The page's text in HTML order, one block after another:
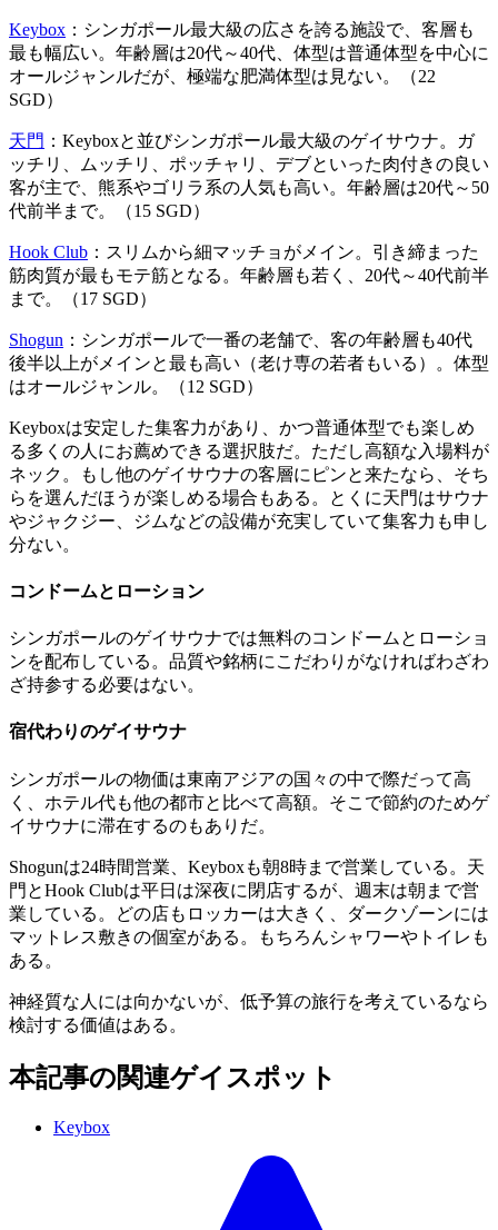
Keybox ：シンガポール最大級の広さを誇る施設で、客層も
最も幅広い。年齢層は20代～40代、体型は普通体型を中心に
オールジャンルだが、極端な肥満体型は見ない。（22
SGD）
天門 ：Keyboxと並びシンガポール最大級のゲイサウナ。ガ
ッチリ、ムッチリ、ポッチャリ、デブといった肉付きの良い
客が主で、熊系やゴリラ系の人気も高い。年齢層は20代～50
代前半まで。（15 SGD）
Hook Club ：スリムから細マッチョがメイン。引き締まった
筋肉質が最もモテ筋となる。年齢層も若く、20代～40代前半
まで。（17 SGD）
Shogun ：シンガポールで一番の老舗で、客の年齢層も40代
後半以上がメインと最も高い（老け専の若者もいる）。体型
はオールジャンル。（12 SGD）
Keyboxは安定した集客力があり、かつ普通体型でも楽しめ
る多くの人にお薦めできる選択肢だ。ただし高額な入場料が
ネック。もし他のゲイサウナの客層にピンと来たなら、そち
らを選んだほうが楽しめる場合もある。とくに天門はサウナ
やジャクジー、ジムなどの設備が充実していて集客力も申し
分ない。
コンドームとローション
シンガポールのゲイサウナでは無料のコンドームとローショ
ンを配布している。品質や銘柄にこだわりがなければわざわ
ざ持参する必要はない。
宿代わりのゲイサウナ
シンガポールの物価は東南アジアの国々の中で際だって高
く、ホテル代も他の都市と比べて高額。そこで節約のためゲ
イサウナに滞在するのもありだ。
Shogunは24時間営業、Keyboxも朝8時まで営業している。天
門とHook Clubは平日は深夜に閉店するが、週末は朝まで営
業している。どの店もロッカーは大きく、ダークゾーンには
マットレス敷きの個室がある。もちろんシャワーやトイレも
ある。
神経質な人には向かないが、低予算の旅行を考えているなら
検討する価値はある。
本記事の関連ゲイスポット
Keybox